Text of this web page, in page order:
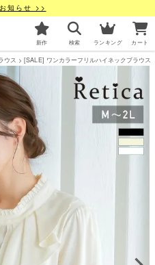
知らせ >>
新作 検索 ランキング カート
ウス [SALE] ワンカラーフリルハイネックブラウス